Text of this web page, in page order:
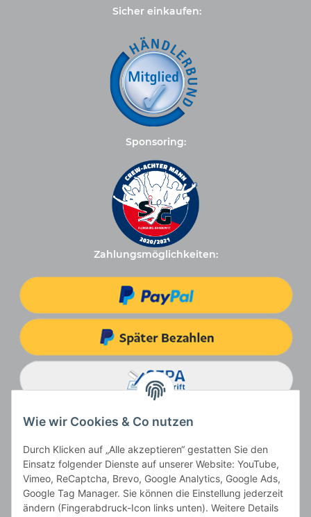
Sicher einkaufen:
Sponsoring:
Zahlungsmöglichkeiten:
Wie wir Cookies & Co nutzen
Durch Klicken auf „Alle akzeptieren“ gestatten Sie den
Einsatz folgender Dienste auf unserer Website: YouTube,
Vimeo, ReCaptcha, Brevo, Google Analytics, Google Ads,
Google Tag Manager. Sie können die Einstellung jederzeit
ändern (Fingerabdruck-Icon links unten). Weitere Details